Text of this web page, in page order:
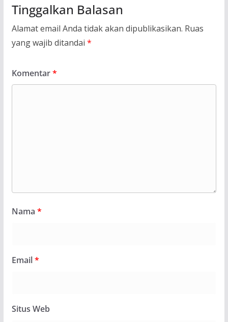
Tinggalkan Balasan
Alamat email Anda tidak akan dipublikasikan. Ruas
yang wajib ditandai *
Komentar*
Nama *
Email*
Situs Web